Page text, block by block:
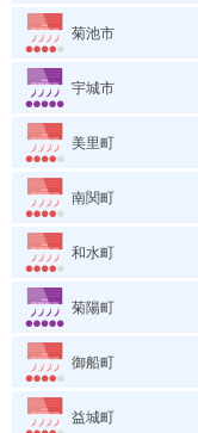
菊池市
宇城市
美里町
南関町
和水町
菊陽町
御船町
益城町